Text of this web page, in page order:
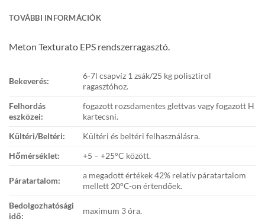
TOVÁBBI INFORMÁCIÓK
Meton Texturato EPS rendszerragasztó.
Bekeverés:
6-7l csapvíz 1 zsák/25 kg polisztirol
ragasztóhoz.
Felhordás
eszközei:
fogazott rozsdamentes glettvas vagy fogazott H
kartecsni.
Kültéri/Beltéri:
Kültéri és beltéri felhasználásra.
Hőmérséklet:
+5 – +25°C között.
Páratartalom:
a megadott értékek 42% relatív páratartalom
mellett 20°C-on értendőek.
Bedolgozhatósági
idő:
maximum 3 óra.